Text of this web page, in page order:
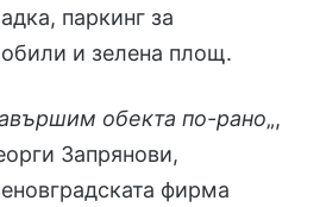
паркинг за
и зелена площ.
обекта по-рано„,
Запрянови,
фирма